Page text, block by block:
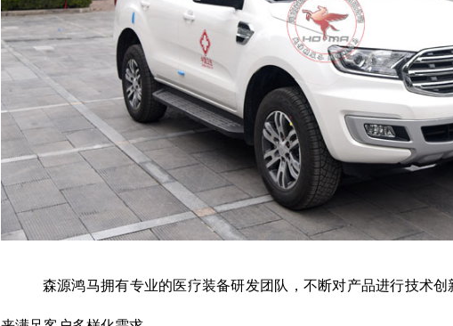
森源鸿马拥有专业的医疗装备研发团队，不断对产品进行技术创